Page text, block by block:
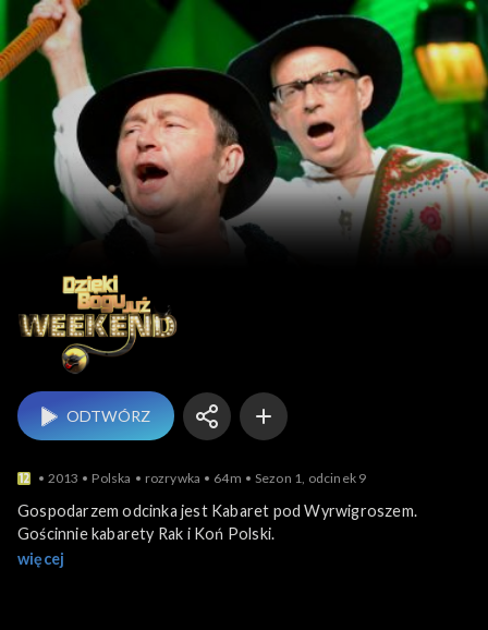
Dzięki Bogu już
ODTWÓRZ
2013 Polska rozrywka 64m Sezon 1, odcinek 9
Gospodarzem odcinka jest Kabaret pod Wyrwigroszem.
Gościnnie kabarety Rak i Koń Polski.
więcej